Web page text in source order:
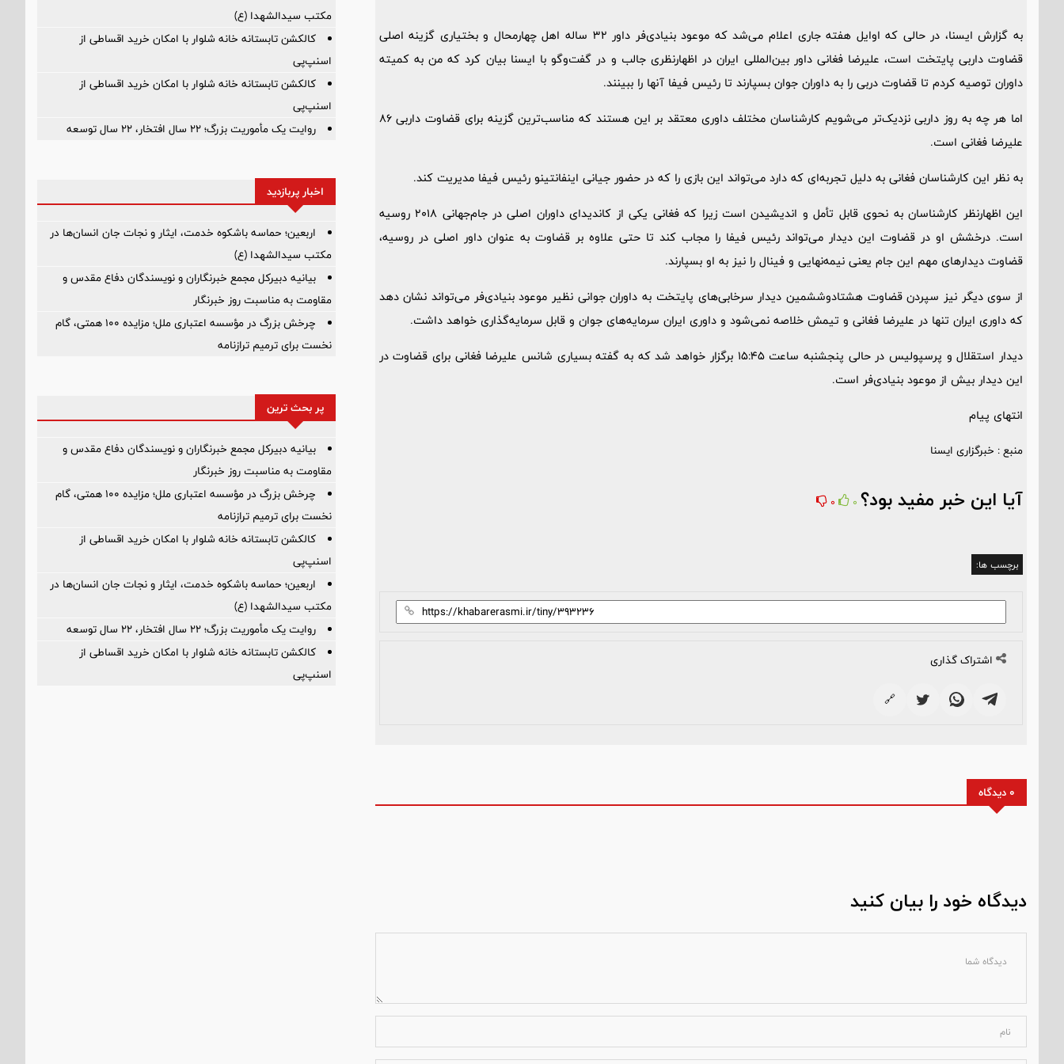
به گزارش ایسنا، در حالی که اوایل هفته جاری اعلام می‌شد که موعود بنیادی‌فر داور ۳۲ ساله اهل چهارمحال و بختیاری گزینه اصلی
قضاوت داربی پایتخت است، علیرضا فغانی داور بین‌المللی ایران در اظهارنظری جالب و در گفت‌وگو با ایسنا بیان کرد که من به کمیته
داوران توصیه کردم تا قضاوت دربی را به داوران جوان بسپارند تا رئیس فیفا آنها را ببینند.
اما هر چه به روز داربی نزدیک‌تر می‌شویم کارشناسان مختلف داوری معتقد بر این هستند که مناسب‌ترین گزینه برای قضاوت داربی ۸۶
علیرضا فغانی است.
به نظر این کارشناسان فغانی به دلیل تجربه‌ای که دارد می‌تواند این بازی را که در حضور جیانی اینفانتینو رئیس فیفا مدیریت کند.
این اظهارنظر کارشناسان به نحوی قابل تأمل و اندیشیدن است زیرا که فغانی یکی از کاندیدای داوران اصلی در جام‌جهانی ۲۰۱۸ روسیه
است. درخشش او در قضاوت این دیدار می‌تواند رئیس فیفا را مجاب کند تا حتی علاوه بر قضاوت به عنوان داور اصلی در روسیه،
قضاوت دیدارهای مهم این جام یعنی نیمه‌نهایی و فینال را نیز به او بسپارند.
از سوی دیگر نیز سپردن قضاوت هشتادوششمین دیدار سرخابی‌های پایتخت به داوران جوانی نظیر موعود بنیادی‌فر می‌تواند نشان دهد
که داوری ایران تنها در علیرضا فغانی و تیمش خلاصه نمی‌شود و داوری ایران سرمایه‌های جوان و قابل سرمایه‌گذاری خواهد داشت.
دیدار استقلال و پرسپولیس در حالی پنجشنبه ساعت ۱۵:۴۵ برگزار خواهد شد که به گفته بسیاری شانس علیرضا فغانی برای قضاوت در
این دیدار بیش از موعود بنیادی‌فر است.
انتهای پیام
منبع : خبرگزاری ایسنا
آیا این خبر مفید بود؟ 0
0
برچسب ها:
اشتراک گذاری
🔗
0 دیدگاه
دیدگاه خود را بیان کنید
مکتب سیدالشهدا (ع)
کالکشن تابستانه خانه شلوار با امکان خرید اقساطی از
اسنپ‌پی
کالکشن تابستانه خانه شلوار با امکان خرید اقساطی از
اسنپ‌پی
روایت یک مأموریت بزرگ؛ ۲۲ سال افتخار، ۲۲ سال توسعه
اخبار پربازدید
اربعین؛ حماسه باشکوه خدمت، ایثار و نجات جان انسان‌ها در
مکتب سیدالشهدا (ع)
بیانیه دبیرکل مجمع خبرنگاران و نویسندگان دفاع مقدس و
مقاومت به مناسبت روز خبرنگار
چرخش بزرگ در مؤسسه اعتباری ملل؛ مزایده ۱۰۰ همتی، گام
نخست برای ترمیم ترازنامه
پر بحث ترین
بیانیه دبیرکل مجمع خبرنگاران و نویسندگان دفاع مقدس و
مقاومت به مناسبت روز خبرنگار
چرخش بزرگ در مؤسسه اعتباری ملل؛ مزایده ۱۰۰ همتی، گام
نخست برای ترمیم ترازنامه
کالکشن تابستانه خانه شلوار با امکان خرید اقساطی از
اسنپ‌پی
اربعین؛ حماسه باشکوه خدمت، ایثار و نجات جان انسان‌ها در
مکتب سیدالشهدا (ع)
روایت یک مأموریت بزرگ؛ ۲۲ سال افتخار، ۲۲ سال توسعه
کالکشن تابستانه خانه شلوار با امکان خرید اقساطی از
اسنپ‌پی